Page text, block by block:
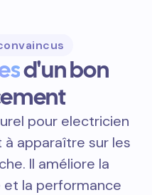
d'un bon
pour electricien
apparaître sur les
Il améliore la
et la performance